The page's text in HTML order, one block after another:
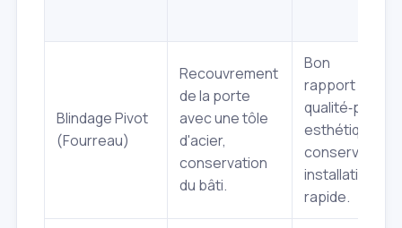
Blindage Pivot
(Fourreau)
Recouvrement
de la porte
avec une tôle
d'acier,
conservation
du bâti.
Bon
rapport
qualité‑prix,
esthétique
conservée,
installation
rapide.